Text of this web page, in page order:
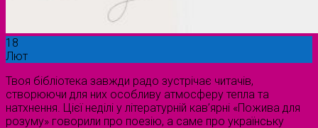
18
Лют
Твоя бібліотека завжди радо зустрічає читачів,
створюючи для них особливу атмосферу тепла та
натхнення. Цієї неділі у літературній кав’ярні «Пожива для
розуму» говорили про поезію, а саме про українську